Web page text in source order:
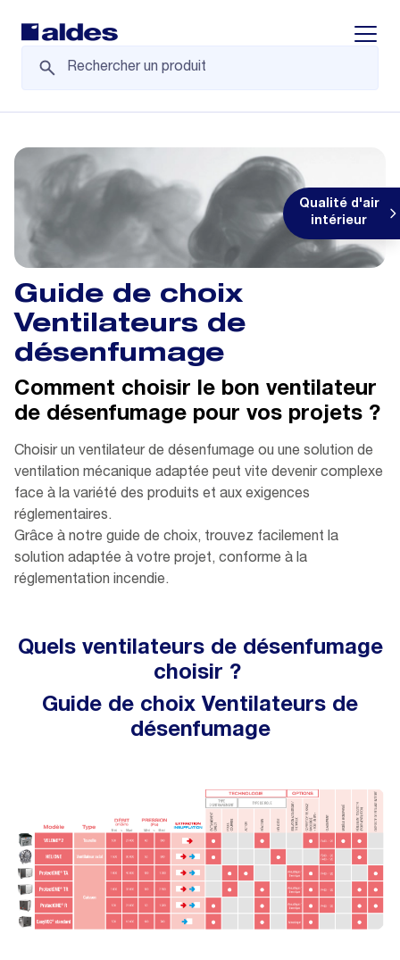
Qualité d'air
intérieur
Guide de choix
Ventilateurs de
désenfumage
Comment choisir le bon ventilateur
de désenfumage pour vos projets ?
Choisir un ventilateur de désenfumage ou une solution de
ventilation mécanique adaptée peut vite devenir complexe
face à la variété des produits et aux exigences
réglementaires.
Grâce à notre guide de choix, trouvez facilement la
solution adaptée à votre projet, conforme à la
réglementation incendie.
Quels ventilateurs de désenfumage
choisir ?
Guide de choix Ventilateurs de
désenfumage